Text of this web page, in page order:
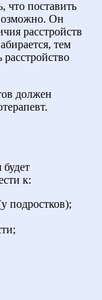
что поставить
Он
расстройств
тем
расстройство
должен
к:
подростков);